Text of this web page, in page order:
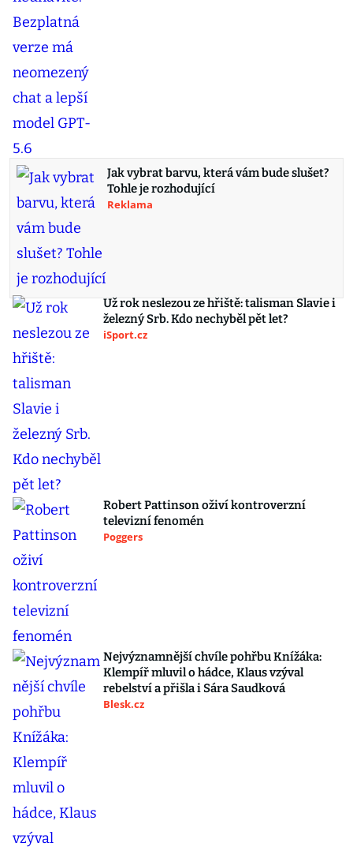
Jak vybrat barvu, která vám bude slušet?
Tohle je rozhodující
Reklama
Už rok neslezou ze hřiště: talisman Slavie i
železný Srb. Kdo nechyběl pět let?
iSport.cz
Robert Pattinson oživí kontroverzní
televizní fenomén
Poggers
Nejvýznamnější chvíle pohřbu Knížáka:
Klempíř mluvil o hádce, Klaus vzýval
rebelství a přišla i Sára Saudková
Blesk.cz